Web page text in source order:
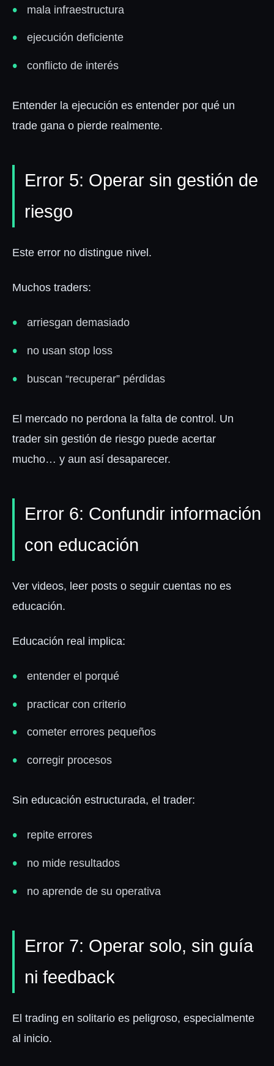
mala infraestructura
ejecución deficiente
conflicto de interés
Entender la ejecución es entender por qué un
trade gana o pierde realmente.
Error 5: Operar sin gestión de
riesgo
Este error no distingue nivel.
Muchos traders:
arriesgan demasiado
no usan stop loss
buscan “recuperar” pérdidas
El mercado no perdona la falta de control. Un
trader sin gestión de riesgo puede acertar
mucho… y aun así desaparecer.
Error 6: Confundir información
con educación
Ver videos, leer posts o seguir cuentas no es
educación.
Educación real implica:
entender el porqué
practicar con criterio
cometer errores pequeños
corregir procesos
Sin educación estructurada, el trader:
repite errores
no mide resultados
no aprende de su operativa
Error 7: Operar solo, sin guía
ni feedback
El trading en solitario es peligroso, especialmente
al inicio.